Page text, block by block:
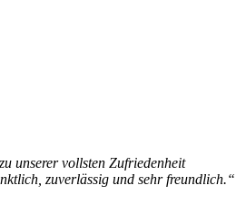
unserer vollsten Zufriedenheit
zuverlässig und sehr freundlich.“